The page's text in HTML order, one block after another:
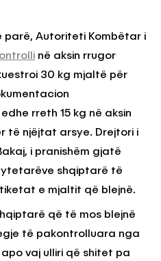
parë, Autoriteti Kombëtar i
në aksin rrugor
30 kg mjaltë për
rreth 15 kg në aksin
të njëjtat arsye. Drejtori i
i pranishëm gjatë
shqiptarë të
e mjaltit që blejnë.
që të mos blejnë
të pakontrolluara nga
vaj ulliri që shitet pa